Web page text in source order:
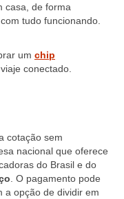
casa, de forma
tudo funcionando.
um chip
conectado.
cotação sem
nacional que oferece
do Brasil e do
. O pagamento pode
a opção de dividir em